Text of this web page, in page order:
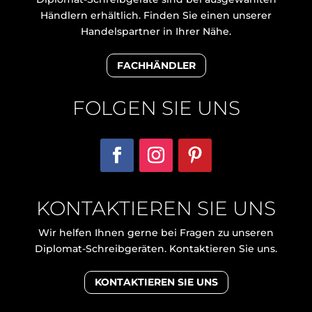
Händlern erhältlich. Finden Sie einen unserer
Handelspartner in Ihrer Nähe.
FACHHÄNDLER
FOLGEN SIE UNS
KONTAKTIEREN SIE UNS
Wir helfen Ihnen gerne bei Fragen zu unseren
Diplomat-Schreibgeräten. Kontaktieren Sie uns.
KONTAKTIEREN SIE UNS